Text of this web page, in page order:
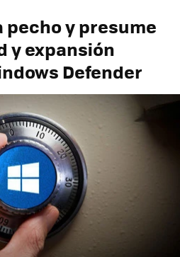
y presume
y expansión
Defender